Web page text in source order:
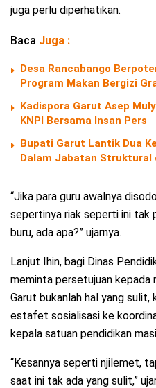
juga perlu diperhatikan.
Baca Juga :
Desa Rancabango
Program Makan Bergizi
Kadispora Garut Asep
KNPI Bersama Insan Pers
Bupati Garut Lantik Dua
Dalam Jabatan Struktural
“Jika para guru awalnya
sepertinya riak seperti ini tak
buru, ada apa?” ujarnya.
Lanjut Ihin, bagi Dinas
meminta persetujuan kepada
Garut bukanlah hal yang sulit,
estafet sosialisasi ke
kepala satuan pendidikan
“Kesannya seperti njilemet,
saat ini tak ada yang sulit,”